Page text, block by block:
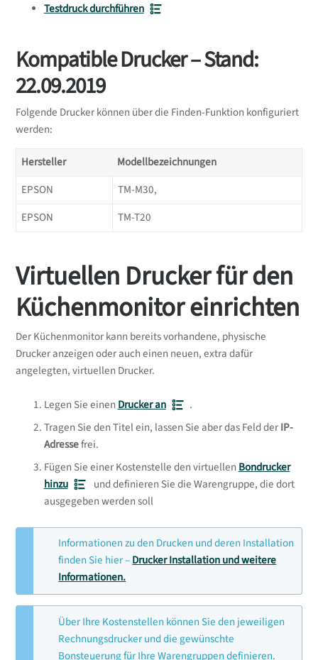
Testdruck durchführen
Kompatible Drucker – Stand:
22.09.2019
Folgende Drucker können über die Finden-Funktion konfiguriert
werden:
Hersteller
Modellbezeichnungen
EPSON
TM-M30,
EPSON
TM-T20
Virtuellen Drucker für den
Küchenmonitor einrichten
Der Küchenmonitor kann bereits vorhandene, physische
Drucker anzeigen oder auch einen neuen, extra dafür
angelegten, virtuellen Drucker.
Legen Sie einen Drucker an
.
Tragen Sie den Titel ein, lassen Sie aber das Feld derIP-
Adressefrei.
Fügen Sie einer Kostenstelle den virtuellen Bondrucker
hinzu
und definieren Sie die Warengruppe, die dort
ausgegeben werden soll
Informationen zu den Drucken und deren Installation
finden Sie hier –Drucker Installation und weitere
Informationen.
Über Ihre Kostenstellen können Sie den jeweiligen
Rechnungsdrucker und die gewünschte
Bonsteuerung für Ihre Warengruppen definieren.